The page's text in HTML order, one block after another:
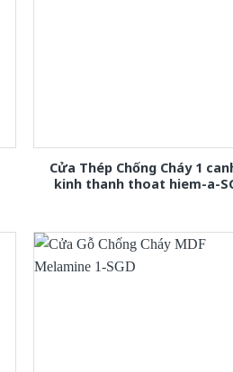
Cửa Thép Chống Cháy 1
kinh thanh thoat hiem-a-